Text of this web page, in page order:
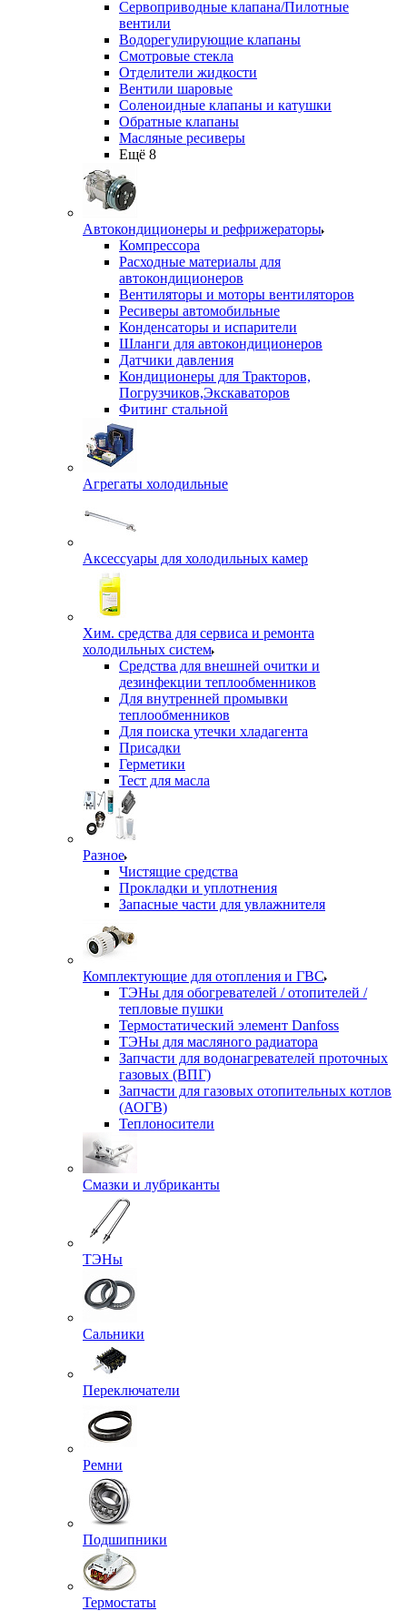
Сервоприводные клапана/Пилотные
вентили
Водорегулирующие клапаны
Смотровые стекла
Отделители жидкости
Вентили шаровые
Соленоидные клапаны и катушки
Обратные клапаны
Масляные ресиверы
Ещё 8
Автокондиционеры и рефрижераторы
Компрессора
Расходные материалы для
автокондиционеров
Вентиляторы и моторы вентиляторов
Ресиверы автомобильные
Конденсаторы и испарители
Шланги для автокондиционеров
Датчики давления
Кондиционеры для Тракторов,
Погрузчиков,Экскаваторов
Фитинг стальной
Агрегаты холодильные
Аксессуары для холодильных камер
Хим. средства для сервиса и ремонта
холодильных систем
Средства для внешней очитки и
дезинфекции теплообменников
Для внутренней промывки
теплообменников
Для поиска утечки хладагента
Присадки
Герметики
Тест для масла
Разное
Чистящие средства
Прокладки и уплотнения
Запасные части для увлажнителя
Комплектующие для отопления и ГВС
ТЭНы для обогревателей / отопителей /
тепловые пушки
Термостатический элемент Danfoss
ТЭНы для масляного радиатора
Запчасти для водонагревателей проточных
газовых (ВПГ)
Запчасти для газовых отопительных котлов
(АОГВ)
Теплоносители
Смазки и лубриканты
ТЭНы
Сальники
Переключатели
Ремни
Подшипники
Термостаты